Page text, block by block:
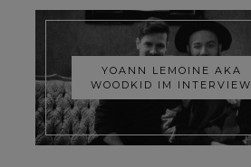
YOANN LEMOINE AKA
WOODKID IM INTERVIEW